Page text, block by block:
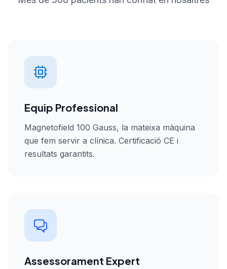
Equip Professional
Magnetofield 100 Gauss, la mateixa màquina
que fem servir a clínica. Certificació CE i
resultats garantits.
Assessorament Expert